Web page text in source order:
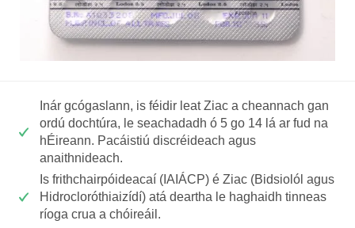
Inár gcógaslann, is féidir leat Ziac a cheannach gan
ordú dochtúra, le seachadadh ó 5 go 14 lá ar fud na
hÉireann. Pacáistiú discréideach agus
anaithnideach.
Is frithchairpóideacaí (IAIÁCP) é Ziac (Bidsiolól agus
Hidrocloróthiaizídí) atá deartha le haghaidh tinneas
ríoga crua a chóireáil.